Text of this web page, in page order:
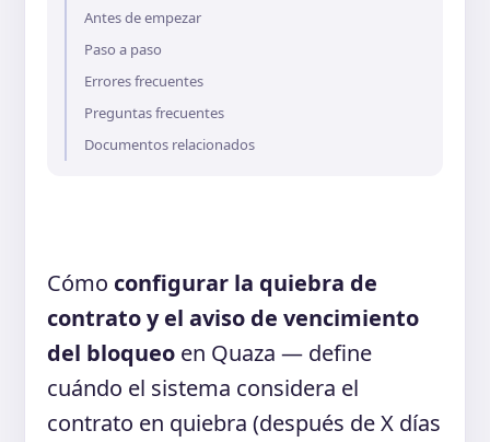
Cómo configurar la quiebra de
contrato y el aviso de vencimiento
del bloqueo en Quaza — define
cuándo el sistema considera el
contrato en quiebra (después de X días
Antes de empezar
Paso a paso
Errores frecuentes
Preguntas frecuentes
Documentos relacionados